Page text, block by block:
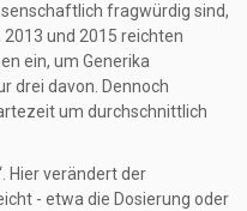
fragwürdig sind,
und 2015 reichten
ein, um Generika
drei davon. Dennoch
um durchschnittlich
Hier verändert der
- etwa die Dosierung oder